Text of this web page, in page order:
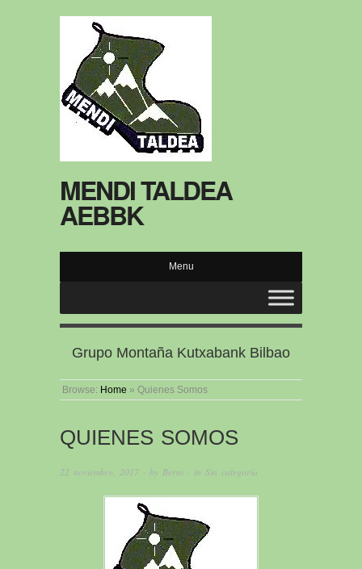
MENDI TALDEA
AEBBK
Menu
Grupo Montaña Kutxabank Bilbao
Browse: Home » Quienes Somos
QUIENES SOMOS
22 noviembre, 2017 · by Berni · in Sin categoría